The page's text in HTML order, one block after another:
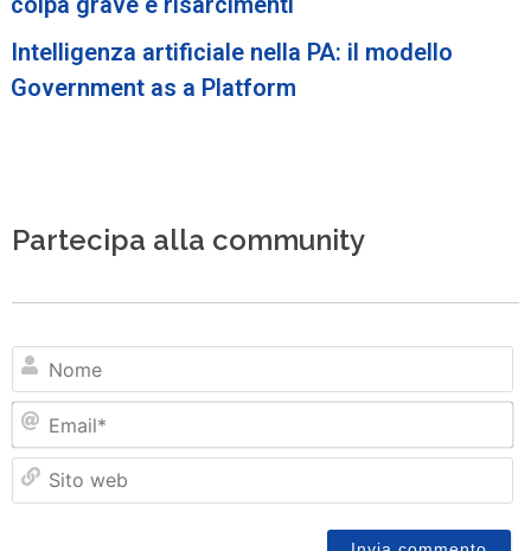
Intelligenza artificiale nella PA: il modello
Government as a Platform
Partecipa alla community